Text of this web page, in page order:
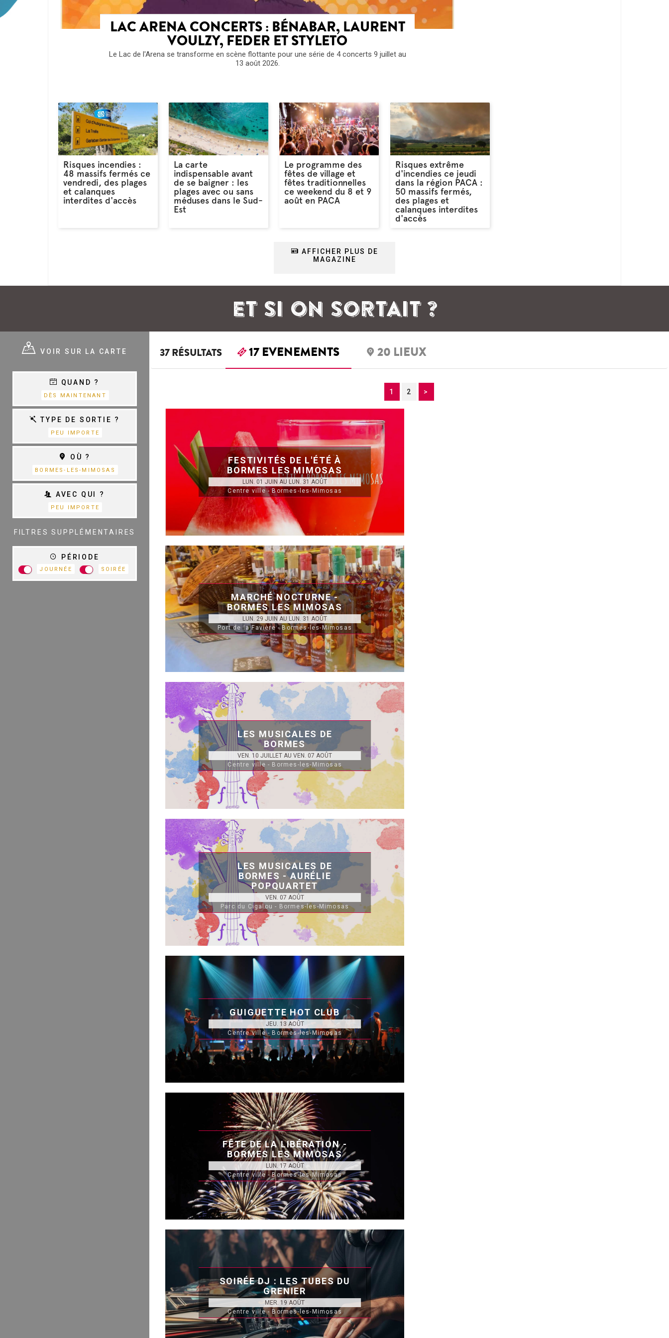
LAC ARENA CONCERTS : BÉNABAR, LAURENT
VOULZY, FEDER ET STYLETO
Le Lac de l'Arena se transforme en scène flottante pour une série de 4 concerts 9 juillet au
13 août 2026.
Risques incendies :
48 massifs fermés ce
vendredi, des plages
et calanques
interdites d'accès
La carte
indispensable avant
de se baigner : les
plages avec ou sans
méduses dans le Sud-
Est
Le programme des
fêtes de village et
fêtes traditionnelles
ce weekend du 8 et 9
août en PACA
Risques extrême
d'incendies ce jeudi
dans la région PACA :
50 massifs fermés,
des plages et
calanques interdites
d'accès
AFFICHER PLUS DE
MAGAZINE
ET SI ON SORTAIT ?
VOIR SUR LA CARTE
QUAND ?
DÈS MAINTENANT
TYPE DE SORTIE ?
PEU IMPORTE
OÙ ?
BORMES-LES-MIMOSAS
AVEC QUI ?
PEU IMPORTE
FILTRES SUPPLÉMENTAIRES
PÉRIODE
JOURNÉE SOIRÉE
CHANSON &
TOUTES LES
37 RÉSULTATS 17 EVENEMENTS 20 LIEUX
1 2 >
FESTIVITÉS DE L'ÉTÉ À
BORMES LES MIMOSAS
LUN. 01 JUIN AU LUN. 31 AOÛT
Centre ville - Bormes-les-Mimosas
MARCHÉ NOCTURNE -
BORMES LES MIMOSAS
LUN. 29 JUIN AU LUN. 31 AOÛT
Port de la Favière - Bormes-les-Mimosas
LES MUSICALES DE
BORMES
VEN. 10 JUILLET AU VEN. 07 AOÛT
Centre ville - Bormes-les-Mimosas
LES MUSICALES DE
BORMES - AURÉLIE
POPQUARTET
VEN. 07 AOÛT
Parc du Cigalou - Bormes-les-Mimosas
GUIGUETTE HOT CLUB
JEU. 13 AOÛT
Centre ville - Bormes-les-Mimosas
FÊTE DE LA LIBÉRATION -
BORMES LES MIMOSAS
LUN. 17 AOÛT
Centre ville - Bormes-les-Mimosas
SOIRÉE DJ : LES TUBES DU
GRENIER
MER. 19 AOÛT
Centre ville - Bormes-les-Mimosas